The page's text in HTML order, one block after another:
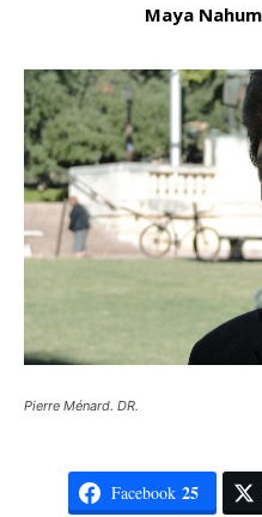
Maya Nahum
Pierre Ménard. DR.
Facebook 25